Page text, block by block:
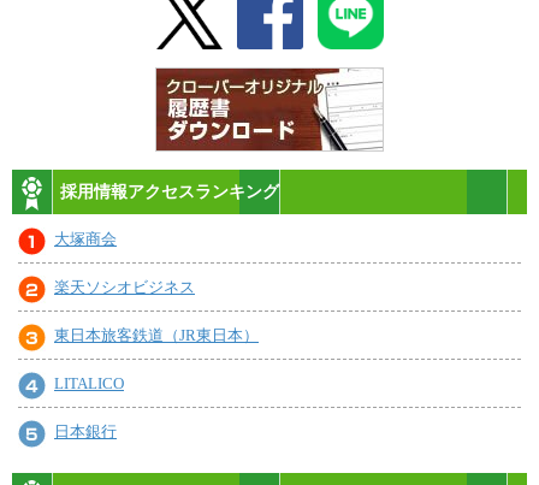
採用情報アクセスランキング
大塚商会
楽天ソシオビジネス
東日本旅客鉄道（JR東日本）
LITALICO
日本銀行